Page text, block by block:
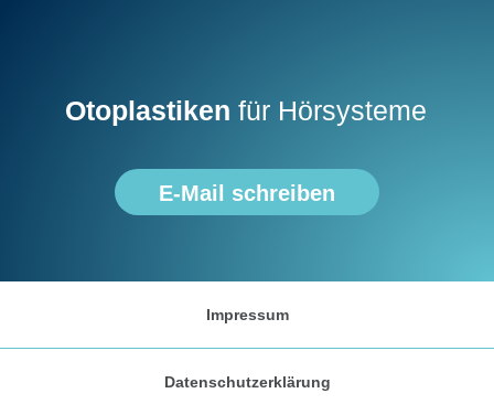
Otoplastiken für Hörsysteme
E-Mail schreiben
Impressum
Datenschutzerklärung